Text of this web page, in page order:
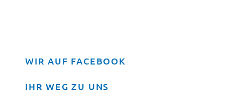
WIR AUF FACEBOOK
IHR WEG ZU UNS